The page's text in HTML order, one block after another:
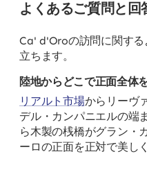
よくあるご質問と回
Ca' d'Oroの訪問に関す
立ちます。
陸地からどこで正面全体
リアルト市場からリーヴ
デル・カンパニエルの端
ら木製の桟橋がグラン・
ーロの正面を正対で美し